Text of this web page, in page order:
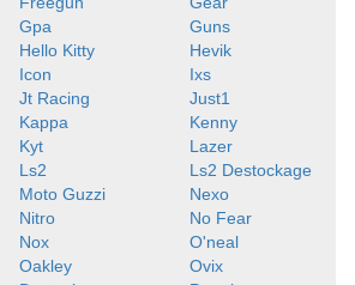
Gpa
Guns
Hello Kitty
Hevik
Icon
Ixs
Jt Racing
Just1
Kappa
Kenny
Kyt
Lazer
Ls2
Ls2 Destockage
Moto Guzzi
Nexo
Nitro
No Fear
Nox
O'neal
Oakley
Ovix